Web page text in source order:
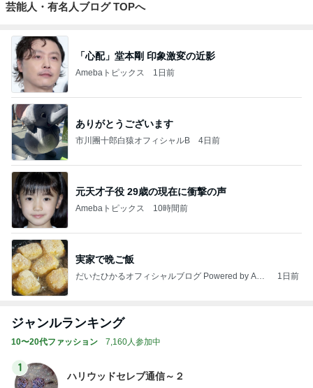
芸能人・有名人ブログ TOPへ
「心配」堂本剛 印象激変の近影
Amebaトピックス 1日前
ありがとうございます
市川團十郎白猿オフィシャルB 4日前
元天才子役 29歳の現在に衝撃の声
Amebaトピックス 10時間前
実家で晩ご飯
だいたひかるオフィシャルブログ Powered by Ame
1日前
ジャンルランキング
10〜20代ファッション 7,160人参加中
1
ハリウッドセレブ通信～２